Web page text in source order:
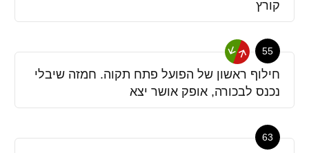
קורץ
55
חילוף ראשון של הפועל פתח תקוה. חמזה שיבלי
נכנס לבכורה, אופק אושר יצא
63